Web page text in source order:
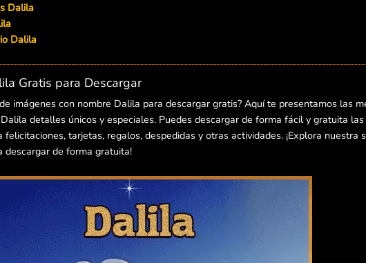
Dalila
Dalila
Gratis para Descargar
imágenes con nombre Dalila para descargar gratis? Aquí te presentamos las
detalles únicos y especiales. Puedes descargar de forma fácil y gratuita
tarjetas, regalos, despedidas y otras actividades. ¡Explora nuestra
descargar de forma gratuita!